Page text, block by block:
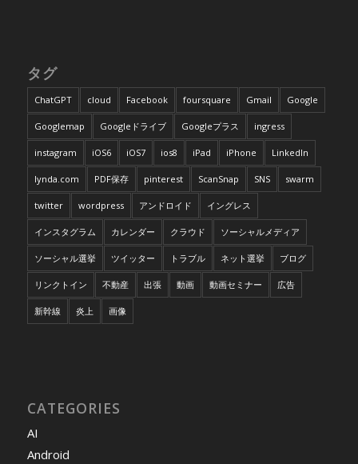
タグ
ChatGPT cloud Facebook foursquare Gmail Google
Googlemap Googleドライブ Googleプラス ingress
instagram iOS6 iOS7 ios8 iPad iPhone LinkedIn
lynda.com PDF保存 pinterest ScanSnap SNS swarm
twitter wordpress アンドロイド イングレス
インスタグラム カレンダー クラウド ソーシャルメディア
ソーシャル選挙 ツイッター トラブル ネット選挙 ブログ
リンクトイン 不動産 出張 動画 動画セミナー 広告
新幹線 炎上 画像
CATEGORIES
AI
Android